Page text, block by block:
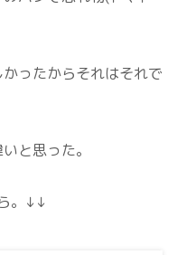
ったからそれはそれで
と思った。
。↓↓